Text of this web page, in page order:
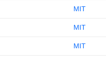
MIT
MIT
MIT